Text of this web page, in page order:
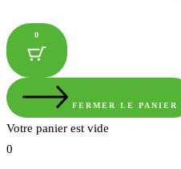
0
FERMER LE PANIER
Votre panier est vide
0